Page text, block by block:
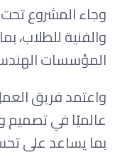
وجاء المشروع
والفنية للطلاب،
المؤسسات
عالميًا في تصميم
بما يساعد على